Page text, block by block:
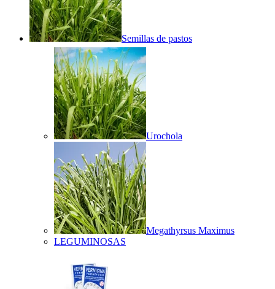
Semillas de pastos
Urochola
Megathyrsus Maximus
LEGUMINOSAS